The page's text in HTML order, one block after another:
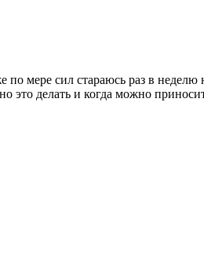
по мере сил стараюсь раз в
это делать и когда можно